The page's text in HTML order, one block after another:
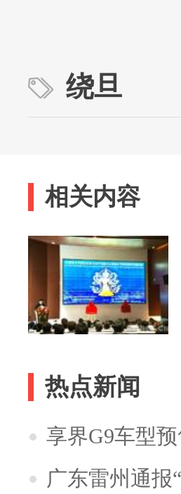
绕旦
相关内容
热点新闻
享界G9车型
广东雷州通报